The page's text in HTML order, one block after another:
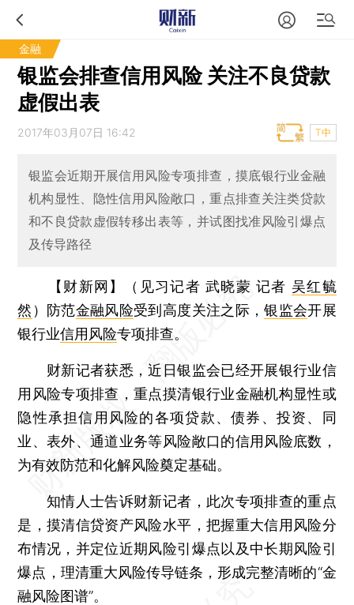
金融
银监会排查信用风险 关注不良贷款
虚假出表
2017年03月07日 16:42 T中
银监会近期开展信用风险专项排查，摸底银行业金融
机构显性、隐性信用风险敞口，重点排查关注类贷款
和不良贷款虚假转移出表等，并试图找准风险引爆点
及传导路径
【财新网】（见习记者 武晓蒙 记者 吴红毓
然 ） 防范金融风险受到高度关注之际，银监会开展
银行业信用风险专项排查。
财新记者获悉，近日银监会已经开展银行业信
用风险专项排查，重点摸清银行业金融机构显性或
隐性承担信用风险的各项贷款、债券、投资、同
业、表外、通道业务等风险敞口的信用风险底数，
为有效防范和化解风险奠定基础。
知情人士告诉财新记者，此次专项排查的重点
是，摸清信贷资产风险水平，把握重大信用风险分
布情况，并定位近期风险引爆点以及中长期风险引
爆点，理清重大风险传导链条，形成完整清晰的“金
融风险图谱”。